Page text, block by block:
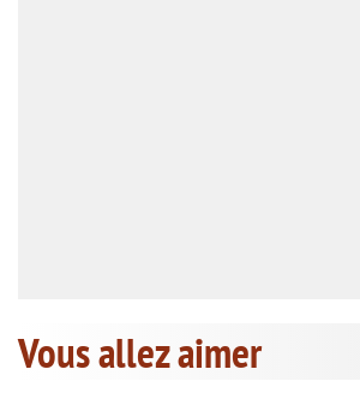
Vous allez aimer